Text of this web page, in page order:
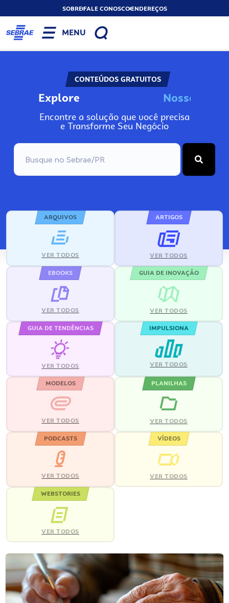
SOBREFALE CONOSCOENDEREÇOS
MENU
CONTEÚDOS GRATUITOS
Explore Nosso
Encontre a solução que você precisa
e Transforme Seu Negócio
ARQUIVOS
VER TODOS
ARTIGOS
VER TODOS
EBOOKS
VER TODOS
GUIA DE INOVAÇÃO
VER TODOS
GUIA DE TENDÊNCIAS
VER TODOS
IMPULSIONA
VER TODOS
MODELOS
VER TODOS
PLANILHAS
VER TODOS
PODCASTS
VER TODOS
VÍDEOS
VER TODOS
WEBSTORIES
VER TODOS